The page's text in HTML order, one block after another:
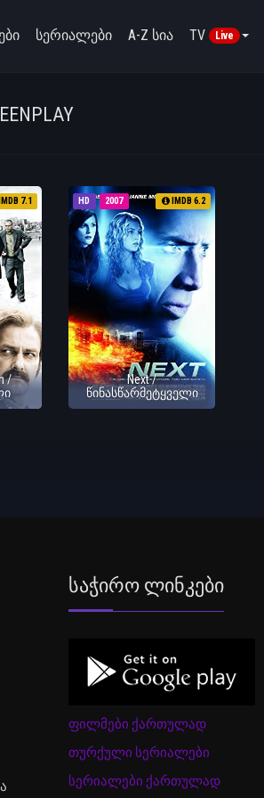
სერიალები A-Z სია TV Live
7.1
/
HD 2007 IMDB 6.2
Next /
წინასწარმეტყველი
Საჭირო Ლინკები
ფილმები ქართულად
თურქული სერიალები
სერიალები ქართულად